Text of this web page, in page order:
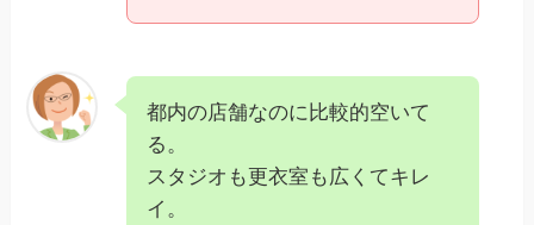
都内の店舗なのに比較的空いて
る。
スタジオも更衣室も広くてキレ
イ。